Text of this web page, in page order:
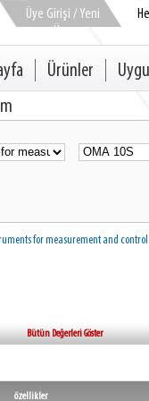
Üye Girişi / Yeni
Üye
Ürünler
for measurement and control
Bütün Değerleri Göster
özellikler